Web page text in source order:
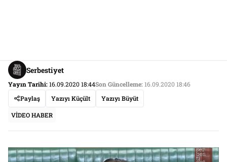
Serbestiyet
Yayın Tarihi:16.09.2020 18:44Son Güncelleme:16.09.2020 18:46
Paylaş
Yazıyı Küçült Yazıyı Büyüt
VİDEO HABER